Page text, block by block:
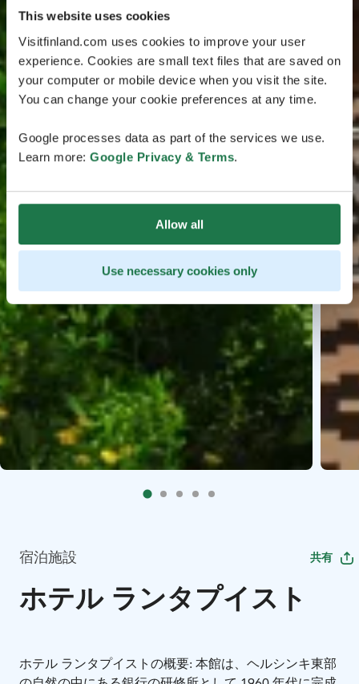
This website uses cookies
Visitfinland.com uses cookies to improve your user
experience. Cookies are small text files that are saved on
your computer or mobile device when you visit the site.
You can change your cookie preferences at any time.
Google processes data as part of the services we use.
Learn more: Google Privacy & Terms.
Allow all
Use necessary cookies only
宿泊施設 共有
ホテル ランタプイスト
ホテル ランタプイストの概要: 本館は、ヘルシンキ東部